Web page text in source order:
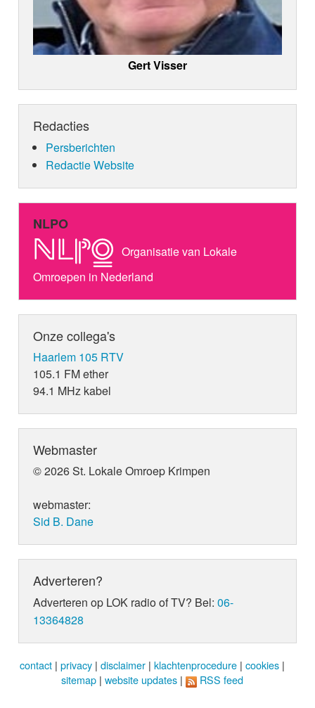
Gert Visser
Redacties
Persberichten
Redactie Website
NLPO
Organisatie van Lokale
Omroepen in Nederland
Onze collega's
Haarlem 105 RTV
105.1 FM ether
94.1 MHz kabel
Webmaster
© 2026 St. Lokale Omroep Krimpen
webmaster:
Sid B. Dane
Adverteren?
Adverteren op LOK radio of TV? Bel:06-
13364828
contact | privacy | disclaimer | klachtenprocedure | cookies |
sitemap | website updates | RSS feed